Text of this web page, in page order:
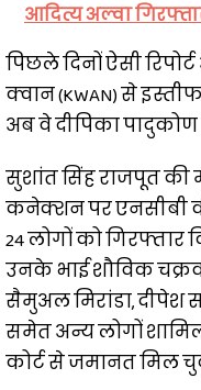
आदित्य अल्वा
पिछले दिनों ऐसी
क्वान (KWAN) से
अब वे दीपिका पादुकोण
सुशांत सिंह राजपूत की
कनेक्शन पर एनसीबी
24 लोगों को गिरफ्तार
उनके भाई शौविक
सैमुअल मिरांडा, दीपेश
समेत अन्य लोगों
कोर्ट से जमानत मिल